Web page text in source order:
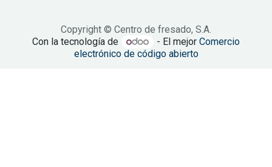
Copyright © Centro de fresado, S.A.
Con la tecnología de
- El mejor Comercio
electrónico de código abierto